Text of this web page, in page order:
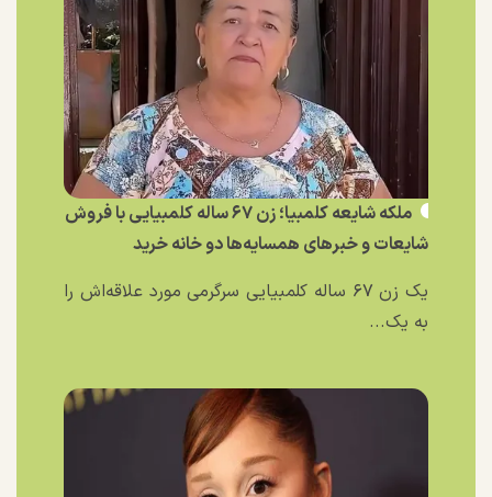
ملکه شایعه کلمبیا؛ زن ۶۷ ساله کلمبیایی با فروش
شایعات و خبر‌های همسایه‌ها دو خانه خرید
یک زن ۶۷ ساله کلمبیایی سرگرمی مورد علاقه‌اش را
به یک...